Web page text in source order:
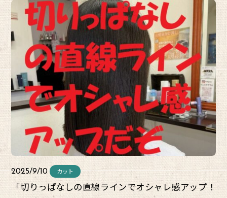
2025/9/10 カット
「切りっぱなしの直線ラインでオシャレ感アップ！